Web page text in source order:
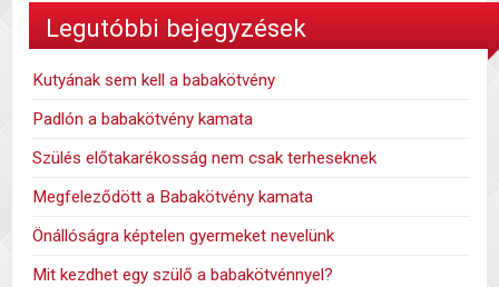
Legutóbbi bejegyzések
Kutyának sem kell a babakötvény
Padlón a babakötvény kamata
Szülés előtakarékosság nem csak terheseknek
Megfeleződött a Babakötvény kamata
Önállóságra képtelen gyermeket nevelünk
Mit kezdhet egy szülő a babakötvénnyel?